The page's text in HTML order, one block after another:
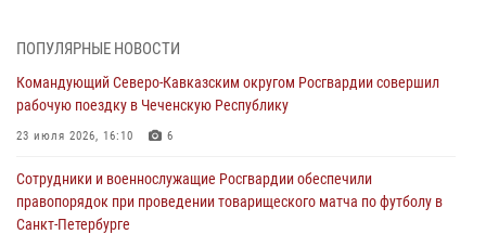
Росгвардейцы провели занятие по стрелковой подготовке для
краеведения Луганской Народной Республики
09 августа 2026, 05:00
проходит в Сибири
09 августа 2026, 04:00 5
ПОПУЛЯРНЫЕ НОВОСТИ
Командующий Северо-Кавказским округом Росгвардии совершил
рабочую поездку в Чеченскую Республику
23 июля 2026, 16:10 6
Сотрудники и военнослужащие Росгвардии обеспечили
правопорядок при проведении товарищеского матча по футболу в
Санкт-Петербурге